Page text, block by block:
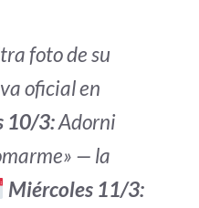
foto de su
oficial en
10/3:Adorni
— la
Miércoles 11/3: